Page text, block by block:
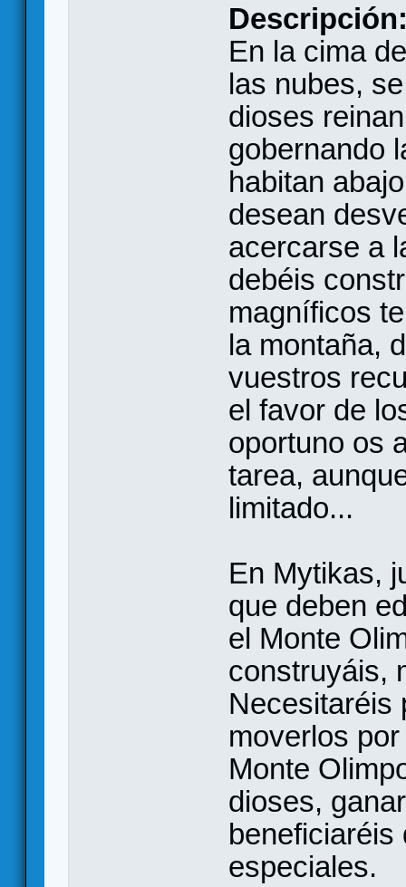
En la cima
las nubes,
dioses
gobernando
habitan
desean
acercarse a
debéis
magníficos
la montaña,
vuestros
el favor de
oportuno os
tarea,
limitado...
En Mytikas,
que deben
el Monte
construyáis,
Necesitaréis
moverlos
Monte
dioses,
beneficiaréis
especiales.